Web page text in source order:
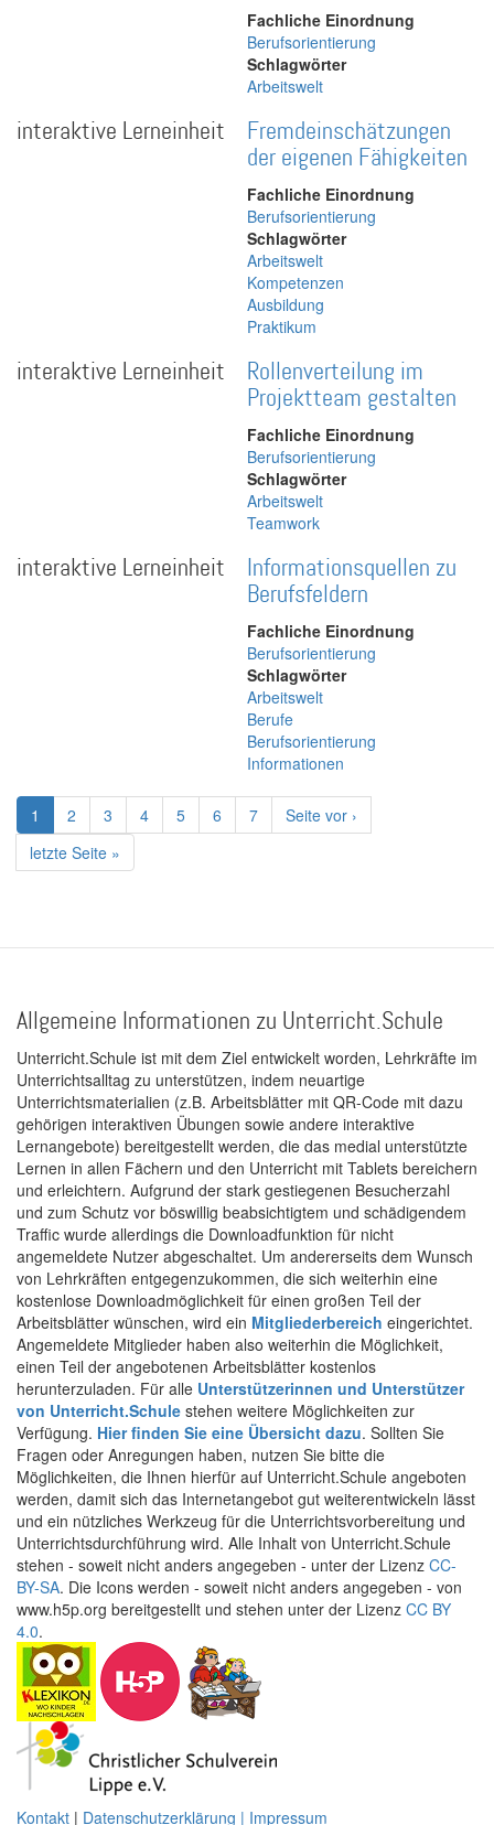
Fachliche Einordnung
Berufsorientierung
Schlagwörter
Arbeitswelt
interaktive Lerneinheit
Fremdeinschätzungen
der eigenen Fähigkeiten
Fachliche Einordnung
Berufsorientierung
Schlagwörter
Arbeitswelt
Kompetenzen
Ausbildung
Praktikum
interaktive Lerneinheit
Rollenverteilung im
Projektteam gestalten
Fachliche Einordnung
Berufsorientierung
Schlagwörter
Arbeitswelt
Teamwork
interaktive Lerneinheit
Informationsquellen zu
Berufsfeldern
Fachliche Einordnung
Berufsorientierung
Schlagwörter
Arbeitswelt
Berufe
Berufsorientierung
Informationen
Seitennummerierung
Aktuelle
Seite
1 Page
2 Page
3 Page
4 Page
5 Page
6 Page
7
Nächste
Seite
Seite vor ›
Letzte
Seite
letzte Seite »
Allgemeine Informationen zu Unterricht.Schule
Unterricht.Schule ist mit dem Ziel entwickelt worden, Lehrkräfte im
Unterrichtsalltag zu unterstützen, indem neuartige
Unterrichtsmaterialien (z.B. Arbeitsblätter mit QR-Code mit dazu
gehörigen interaktiven Übungen sowie andere interaktive
Lernangebote) bereitgestellt werden, die das medial unterstützte
Lernen in allen Fächern und den Unterricht mit Tablets bereichern
und erleichtern. Aufgrund der stark gestiegenen Besucherzahl
und zum Schutz vor böswillig beabsichtigtem und schädigendem
Traffic wurde allerdings die Downloadfunktion für nicht
angemeldete Nutzer abgeschaltet. Um andererseits dem Wunsch
von Lehrkräften entgegenzukommen, die sich weiterhin eine
kostenlose Downloadmöglichkeit für einen großen Teil der
Arbeitsblätter wünschen, wird ein Mitgliederbereich eingerichtet.
Angemeldete Mitglieder haben also weiterhin die Möglichkeit,
einen Teil der angebotenen Arbeitsblätter kostenlos
herunterzuladen. Für alle Unterstützerinnen und Unterstützer
von Unterricht.Schule stehen weitere Möglichkeiten zur
Verfügung. Hier finden Sie eine Übersicht dazu. Sollten Sie
Fragen oder Anregungen haben, nutzen Sie bitte die
Möglichkeiten, die Ihnen hierfür auf Unterricht.Schule angeboten
werden, damit sich das Internetangebot gut weiterentwickeln lässt
und ein nützliches Werkzeug für die Unterrichtsvorbereitung und
Unterrichtsdurchführung wird. Alle Inhalt von Unterricht.Schule
stehen - soweit nicht anders angegeben - unter der Lizenz CC-
BY-SA. Die Icons werden - soweit nicht anders angegeben - von
www.h5p.org bereitgestellt und stehen unter der Lizenz CC BY
4.0.
Kontakt | Datenschutzerklärung | Impressum